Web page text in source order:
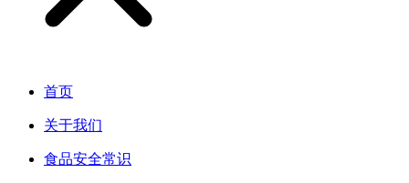
首页
关于我们
食品安全常识